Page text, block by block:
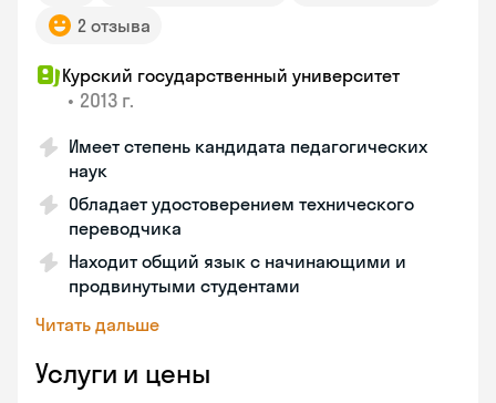
2 отзыва
Курский государственный университет
• 2013 г.
Имеет степень кандидата педагогических
наук
Обладает удостоверением технического
переводчика
Находит общий язык с начинающими и
продвинутыми студентами
Читать дальше
Услуги и цены